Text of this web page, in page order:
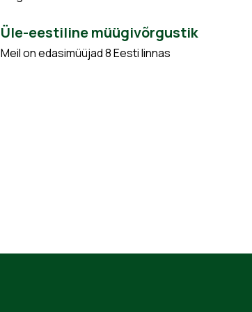
Üle-eestiline müügivõrgustik
Meil on edasimüüjad 8 Eesti linnas